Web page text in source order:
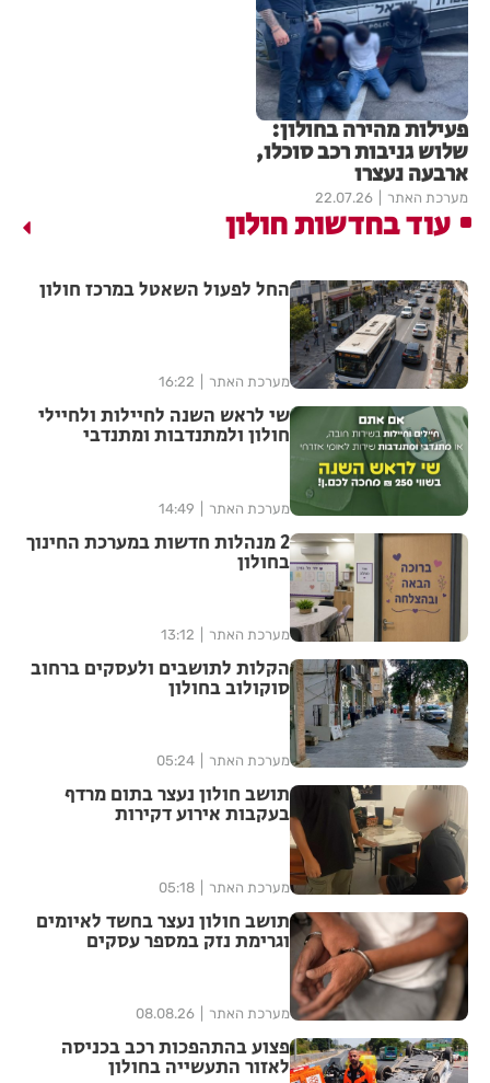
פעילות מהירה בחולון:
שלוש גניבות רכב סוכלו,
ארבעה נעצרו
מערכת האתר 22.07.26
עוד בחדשות חולון
החל לפעול השאטל במרכז חולון
מערכת האתר 16:22
שי לראש השנה לחיילות ולחיילי
חולון ולמתנדבות ומתנדבי
מערכת האתר 14:49
2 מנהלות חדשות במערכת החינוך
בחולון
מערכת האתר 13:12
הקלות לתושבים ולעסקים ברחוב
סוקולוב בחולון
מערכת האתר 05:24
תושב חולון נעצר בתום מרדף
בעקבות אירוע דקירות
מערכת האתר 05:18
תושב חולון נעצר בחשד לאיומים
וגרימת נזק במספר עסקים
מערכת האתר 08.08.26
פצוע בהתהפכות רכב בכניסה
לאזור התעשייה בחולון